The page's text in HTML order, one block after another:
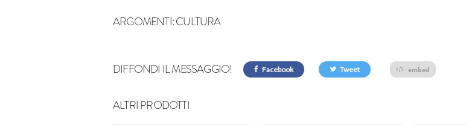
ARGOMENTI:CULTURA
DIFFONDI IL MESSAGGIO! Facebook Tweet embed
ALTRI PRODOTTI